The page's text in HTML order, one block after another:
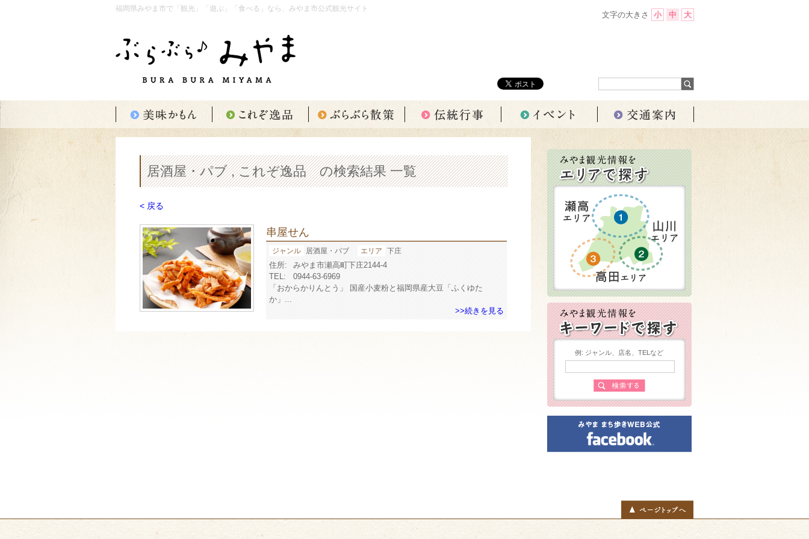
福岡県みやま市で「観光」「遊ぶ」「食べる」なら、みやま市公式観光サイト
文字の大きさ 小 中 大
居酒屋・パブ , これぞ逸品 の検索結果 一覧
< 戻る
串屋せん
ジャンル 居酒屋・パブ エリア 下庄
住所:
みやま市瀬高町下庄2144-4
TEL:
0944-63-6969
「おからかりんとう」 国産小麦粉と福岡県産大豆「ふくゆた
か」...
>>続きを見る
例: ジャンル、店名、TELなど